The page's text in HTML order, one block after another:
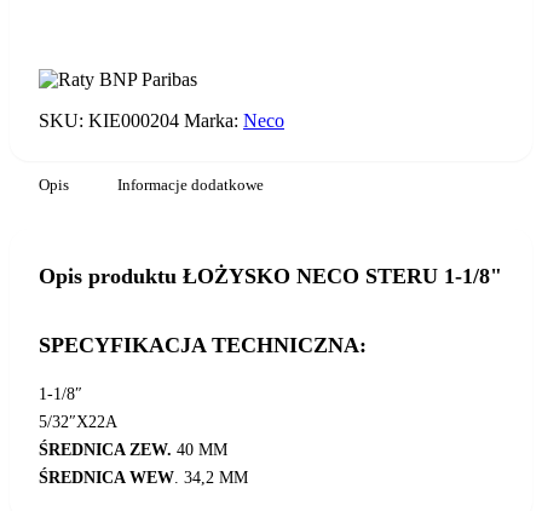
1-
1/8"
SKU: KIE000204 Marka: Neco
Opis Informacje dodatkowe
Opis produktu ŁOŻYSKO NECO STERU 1-1/8"
SPECYFIKACJA TECHNICZNA:
1-1/8″
5/32″X22A
ŚREDNICA ZEW. 40 MM
ŚREDNICA WEW. 34,2 MM